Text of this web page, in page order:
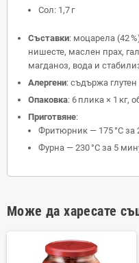
Сол: 1,7 г
Съставки: моцарела (42
нишесте, маслен прах,
магданоз, вода и
Алергени: съдържа
Опаковка: 6 плика × 1 кг,
Приготвяне:
Фритюрник — 175 °C за
Фурна — 230 °C за 5
Може да харесате